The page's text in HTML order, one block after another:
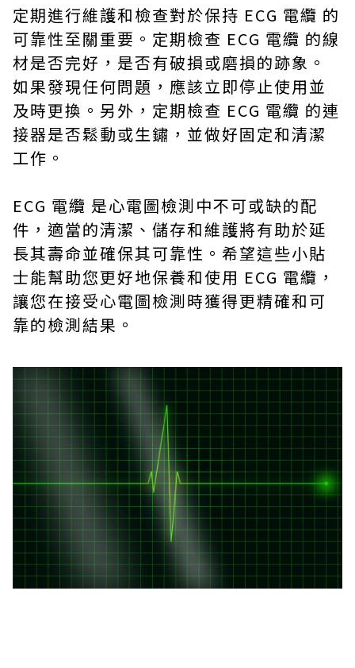
定期進行維護和檢查對於保持 ECG 電纜 的
可靠性至關重要。定期檢查 ECG 電纜 的線
材是否完好，是否有破損或磨損的跡象。
如果發現任何問題，應該立即停止使用並
及時更換。另外，定期檢查 ECG 電纜 的連
接器是否鬆動或生鏽，並做好固定和清潔
工作。
ECG 電纜 是心電圖檢測中不可或缺的配
件，適當的清潔、儲存和維護將有助於延
長其壽命並確保其可靠性。希望這些小貼
士能幫助您更好地保養和使用 ECG 電纜，
讓您在接受心電圖檢測時獲得更精確和可
靠的檢測結果。